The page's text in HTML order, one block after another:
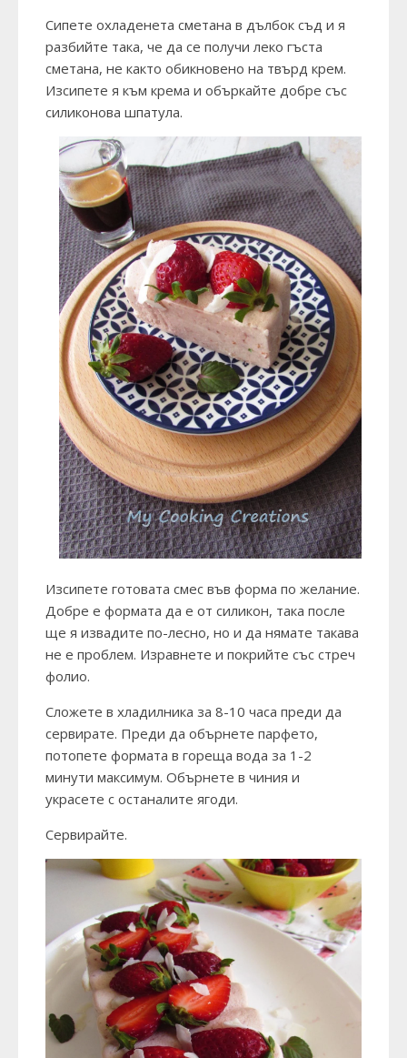
Сипете охладенета сметана в дълбок съд и я
разбийте така, че да се получи леко гъста
сметана, не както обикновено на твърд крем.
Изсипете я към крема и объркайте добре със
силиконова шпатула.
Изсипете готовата смес във форма по желание.
Добре е формата да е от силикон, така после
ще я извадите по-лесно, но и да нямате такава
не е проблем. Изравнете и покрийте със стреч
фолио.
Сложете в хладилника за 8-10 часа преди да
сервирате. Преди да обърнете парфето,
потопете формата в гореща вода за 1-2
минути максимум. Обърнете в чиния и
украсете с останалите ягоди.
Сервирайте.